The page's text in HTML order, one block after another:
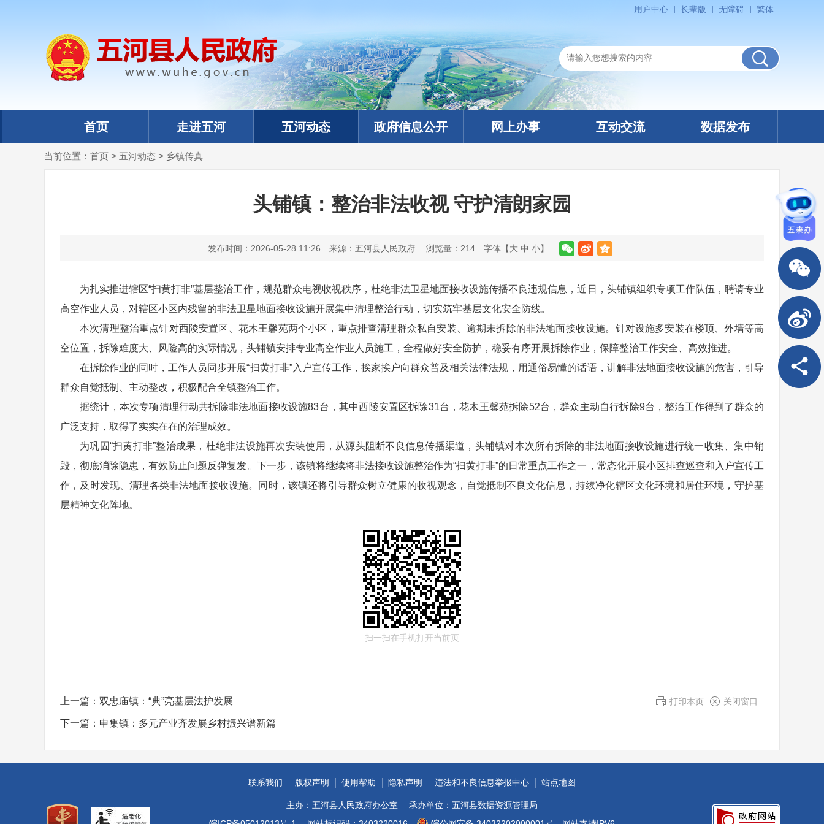
用户中心 长辈版 无障碍 繁体
首页 走进五河 五河动态 政府信息公开 网上办事 互动交流 数据发布
当前位置： 首页 > 五河动态 > 乡镇传真
头铺镇：整治非法收视 守护清朗家园
发布时间：2026-05-28 11:26 来源：五河县人民政府 浏览量： 214 字体【大 中 小】
为扎实推进辖区“扫黄打非”基层整治工作，规范群众电视收视秩序，杜绝非法卫星地面接收设施传播不良违规信息，近日，头铺镇组织专项工作队伍，聘请专业
高空作业人员，对辖区小区内残留的非法卫星地面接收设施开展集中清理整治行动，切实筑牢基层文化安全防线。
本次清理整治重点针对西陵安置区、花木王馨苑两个小区，重点排查清理群众私自安装、逾期未拆除的非法地面接收设施。针对设施多安装在楼顶、外墙等高
空位置，拆除难度大、风险高的实际情况，头铺镇安排专业高空作业人员施工，全程做好安全防护，稳妥有序开展拆除作业，保障整治工作安全、高效推进。
在拆除作业的同时，工作人员同步开展“扫黄打非”入户宣传工作，挨家挨户向群众普及相关法律法规，用通俗易懂的话语，讲解非法地面接收设施的危害，引导
群众自觉抵制、主动整改，积极配合全镇整治工作。
据统计，本次专项清理行动共拆除非法地面接收设施83台，其中西陵安置区拆除31台，花木王馨苑拆除52台，群众主动自行拆除9台，整治工作得到了群众的
广泛支持，取得了实实在在的治理成效。
为巩固“扫黄打非”整治成果，杜绝非法设施再次安装使用，从源头阻断不良信息传播渠道，头铺镇对本次所有拆除的非法地面接收设施进行统一收集、集中销
毁，彻底消除隐患，有效防止问题反弹复发。下一步，该镇将继续将非法接收设施整治作为“扫黄打非”的日常重点工作之一，常态化开展小区排查巡查和入户宣传工
作，及时发现、清理各类非法地面接收设施。同时，该镇还将引导群众树立健康的收视观念，自觉抵制不良文化信息，持续净化辖区文化环境和居住环境，守护基
层精神文化阵地。
扫一扫在手机打开当前页
打印本页 关闭窗口
上一篇： 双忠庙镇：“典”亮基层法护发展
下一篇： 申集镇：多元产业齐发展乡村振兴谱新篇
联系我们 版权声明 使用帮助 隐私声明 违法和不良信息举报中心 站点地图
主办：五河县人民政府办公室
承办单位：五河县数据资源管理局
政务微信
政务微博
分享